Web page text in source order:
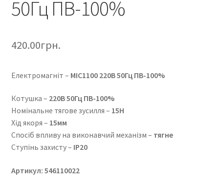
50Гц ПВ-100%
420.00грн.
Електромагніт – МІС1100 220В 50Гц ПВ-100%
Котушка – 220В 50Гц ПВ-100%
Номінальне тягове зусилля – 15Н
Хід якоря – 15мм
Спосіб впливу на виконавчий механізм – тягне
Ступінь захисту – IP20
Артикул: 546110022